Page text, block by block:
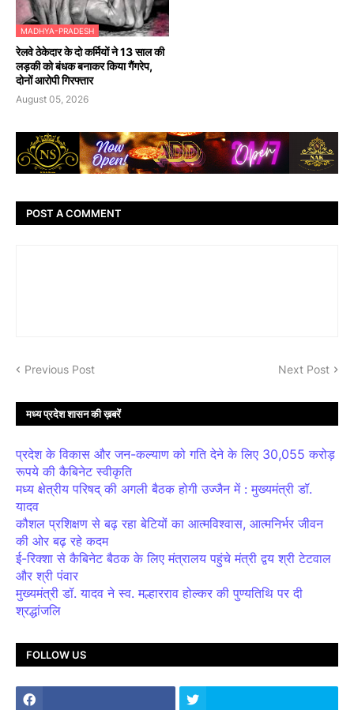
MADHYA-PRADESH
रेलवे ठेकेदार के दो कर्मियों ने 13 साल की
लड़की को बंधक बनाकर किया गैंगरेप,
दोनों आरोपी गिरफ्तार
August 05, 2026
POST A COMMENT
Previous Post Next Post
मध्य प्रदेश शासन की ख़बरें
प्रदेश के विकास और जन-कल्याण को गति देने के लिए 30,055 करोड़
रूपये की कैबिनेट स्वीकृति
मध्य क्षेत्रीय परिषद् की अगली बैठक होगी उज्जैन में : मुख्यमंत्री डॉ.
यादव
कौशल प्रशिक्षण से बढ़ रहा बेटियों का आत्मविश्वास, आत्मनिर्भर जीवन
की ओर बढ़ रहे कदम
ई-रिक्शा से कैबिनेट बैठक के लिए मंत्रालय पहुंचे मंत्री द्वय श्री टेटवाल
और श्री पंवार
मुख्यमंत्री डॉ. यादव ने स्व. मल्हारराव होल्कर की पुण्यतिथि पर दी
श्रद्धांजलि
FOLLOW US